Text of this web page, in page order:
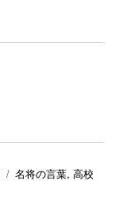
カ
名将の言葉,高校